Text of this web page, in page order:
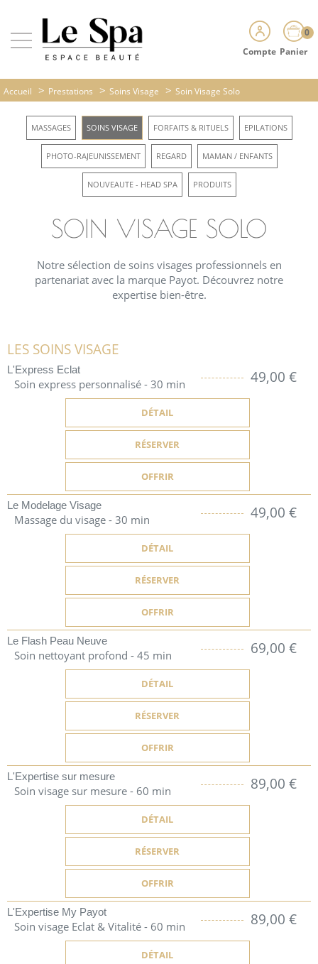
Compte
0
Panier
Accueil > Prestations > Soins Visage > Soin Visage Solo
MASSAGES SOINS VISAGE FORFAITS & RITUELS EPILATIONS
PHOTO-RAJEUNISSEMENT REGARD MAMAN / ENFANTS
NOUVEAUTE - HEAD SPA PRODUITS
SOIN VISAGE SOLO
Notre sélection de soins visages professionnels en
partenariat avec la marque Payot. Découvrez notre
expertise bien-être.
LES SOINS VISAGE
L'Express Eclat
Soin express personnalisé - 30 min 49,00 €
DÉTAIL
RÉSERVER
OFFRIR
Le Modelage Visage
Massage du visage - 30 min 49,00 €
DÉTAIL
RÉSERVER
OFFRIR
Le Flash Peau Neuve
Soin nettoyant profond - 45 min 69,00 €
DÉTAIL
RÉSERVER
OFFRIR
L'Expertise sur mesure
Soin visage sur mesure - 60 min 89,00 €
DÉTAIL
RÉSERVER
OFFRIR
L'Expertise My Payot
Soin visage Eclat & Vitalité - 60 min 89,00 €
DÉTAIL